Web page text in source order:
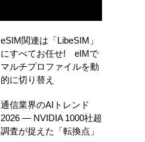
eSIM関連は「LibeSIM」
にすべてお任せ! eIMで
マルチプロファイルを動
的に切り替え
通信業界のAIトレンド
2026 ― NVIDIA 1000社超
調査が捉えた「転換点」